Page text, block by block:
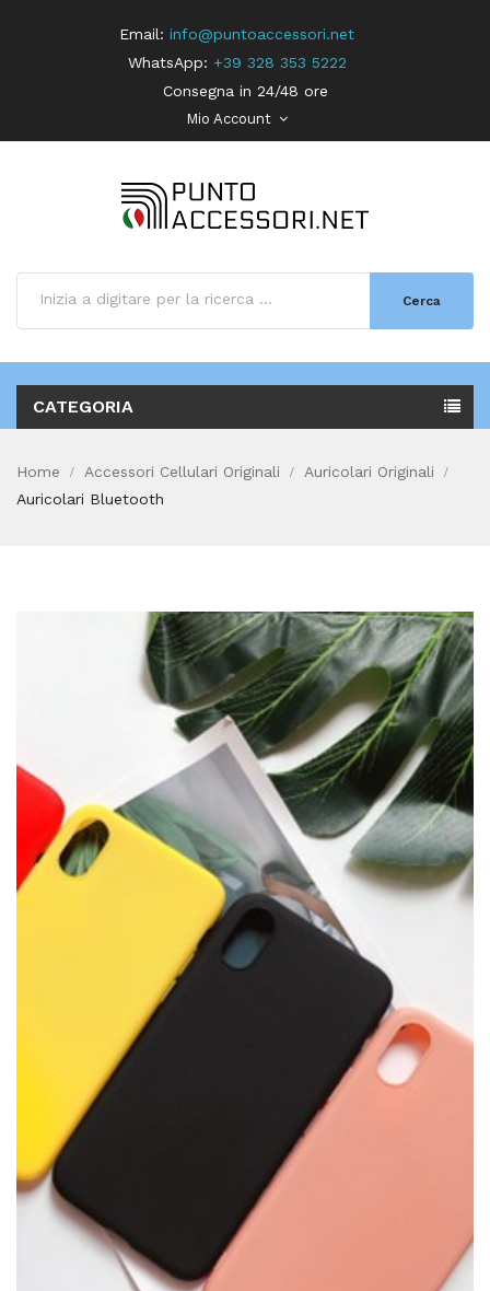
Email: info@puntoaccessori.net
WhatsApp: +39 328 353 5222
Consegna in 24/48 ore
Mio Account
Cerca
CATEGORIA
Home Accessori Cellulari Originali
Auricolari Originali
Auricolari Bluetooth